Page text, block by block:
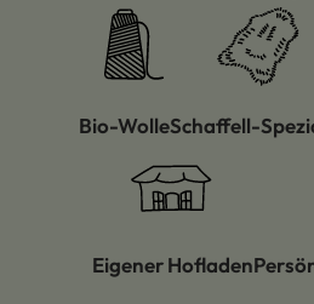
Bio-WolleSchaffell-
Eigener Hofladen